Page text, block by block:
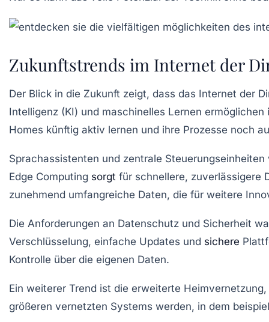
Zukunftstrends im Internet der
Der Blick in die Zukunft zeigt, dass das Internet der
Intelligenz (KI) und maschinelles Lernen
Homes künftig aktiv lernen und ihre Prozesse noch
Sprachassistenten und zentrale
Edge Computing sorgt für schnellere, zuverlässigere
zunehmend umfangreiche Daten, die für weitere
Die Anforderungen an Datenschutz und Sicherheit
Verschlüsselung, einfache Updates und sichere
Kontrolle über die eigenen Daten.
Ein weiterer Trend ist die erweiterte
größeren vernetzten Systems werden, in dem